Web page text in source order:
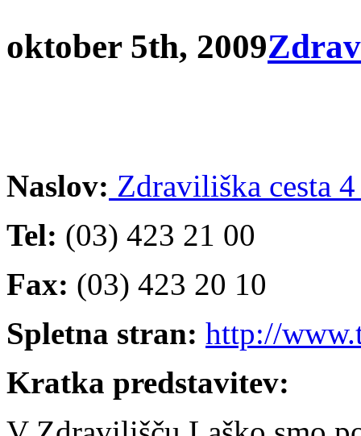
oktober 5th, 2009
Naslov: Zdraviliška cesta
Tel: (03) 423 21 00
Fax: (03) 423 20 10
Spletna stran: http://
Kratka predstavitev: